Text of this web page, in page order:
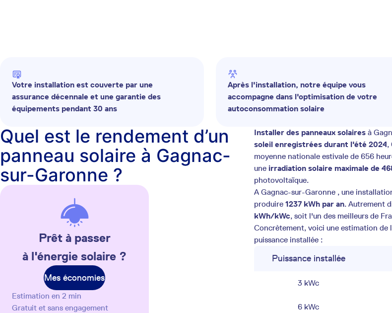
Votre installation est couverte par une
assurance décennale et une garantie des
équipements pendant 30 ans
Après l'installation, notre équipe vous
accompagne dans l'optimisation de votre
autoconsommation solaire
Quel est le rendement d’un
panneau solaire à Gagnac-
sur-Garonne ?
Prêt à passer
à l'énergie solaire ?
Mes économies
Estimation en 2 min
Gratuit et sans engagement
Installer des panneaux solaires à
soleil enregistrées durant l'été 2024,
moyenne nationale estivale de 656
une irradiation solaire maximale de
photovoltaïque.
A Gagnac-sur-Garonne , une
produire 1237 kWh par an. Autrement
kWh/kWc, soit l'un des meilleurs de
Concrètement, voici une estimation
puissance installée :
Puissance installée
3 kWc
6 kWc